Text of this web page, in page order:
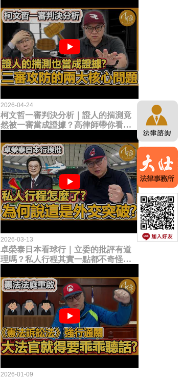
2026-04-24
柯文哲一審判決分析｜證人的揣測竟
然被一審當成證據？高律師帶你看未
2026-03-13
卓榮泰日本看球行｜立委的批評有道
理嗎？私人行程其實一點都不奇怪？
2026-01-09